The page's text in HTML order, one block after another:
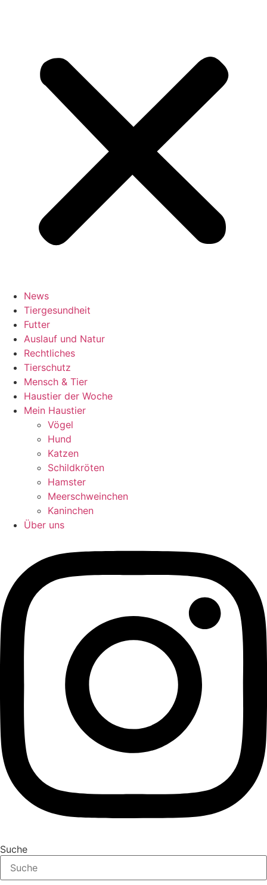
News
Tiergesundheit
Futter
Auslauf und Natur
Rechtliches
Tierschutz
Mensch & Tier
Haustier der Woche
Mein Haustier
Vögel
Hund
Katzen
Schildkröten
Hamster
Meerschweinchen
Kaninchen
Über uns
Suche